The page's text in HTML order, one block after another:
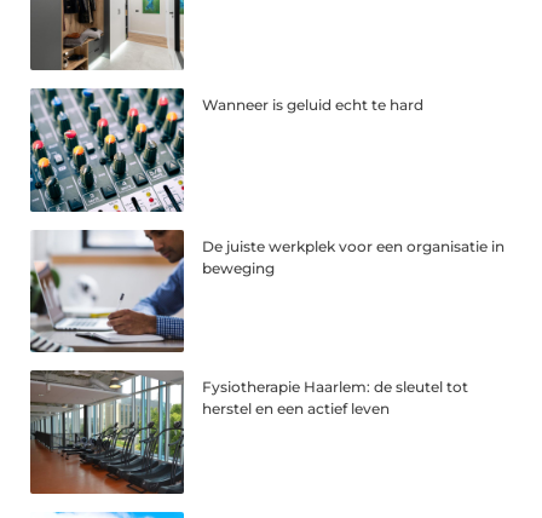
Wanneer is geluid echt te hard
De juiste werkplek voor een organisatie in
beweging
Fysiotherapie Haarlem: de sleutel tot
herstel en een actief leven